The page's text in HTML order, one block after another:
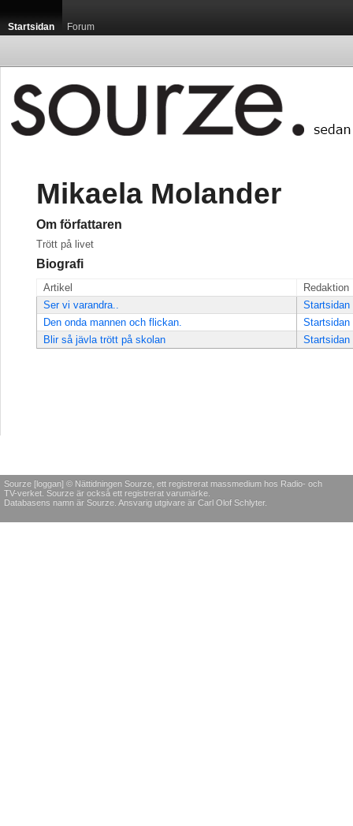
Startsidan Forum
Mikaela Molander
Om författaren
Trött på livet
Biografi
Artikel
Redaktion
Ser vi varandra..
Startsidan
Den onda mannen och flickan.
Startsidan
Blir så jävla trött på skolan
Startsidan
Sourze [loggan] © Nättidningen Sourze, ett registrerat massmedium hos Radio- och
TV-verket. Sourze är också ett registrerat varumärke.
Databasens namn är Sourze. Ansvarig utgivare är Carl Olof Schlyter.